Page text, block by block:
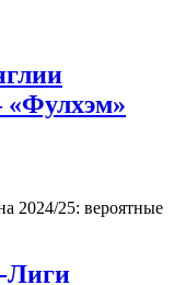
2024/25: вероятные
Лиги